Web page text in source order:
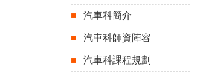
汽車科簡介
汽車科師資陣容
汽車科課程規劃